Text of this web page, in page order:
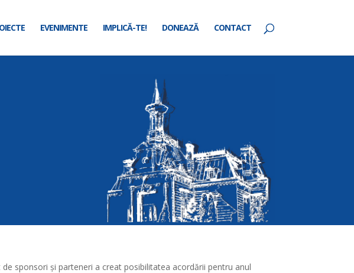
EVENIMENTE IMPLICĂ-TE! DONEAZĂ CONTACT
sponsori și parteneri a creat posibilitatea acordării pentru anul